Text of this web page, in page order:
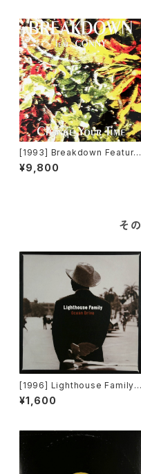
[1993] Breakdown Featurin
g Conny – Change Your Ti
me [Out]
¥9,800
そ
[1996] Lighthouse Family –
Ocean Drive [Wildcard]
¥1,600